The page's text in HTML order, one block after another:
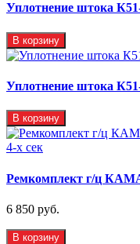
Уплотнение штока
В корзину
Уплотнение штока
В корзину
Ремкомплект г/ц
6 850 руб.
В корзину